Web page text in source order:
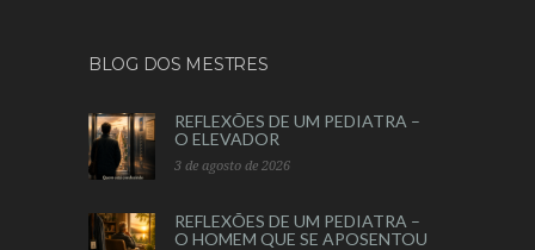
BLOG DOS MESTRES
REFLEXÕES DE UM PEDIATRA –
O ELEVADOR
3 de agosto de 2026
REFLEXÕES DE UM PEDIATRA –
O HOMEM QUE SE APOSENTOU